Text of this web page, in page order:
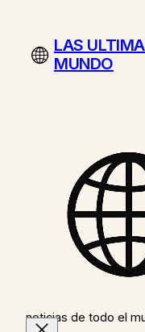
contenidoLAS
MUNDO
noticias de todo el